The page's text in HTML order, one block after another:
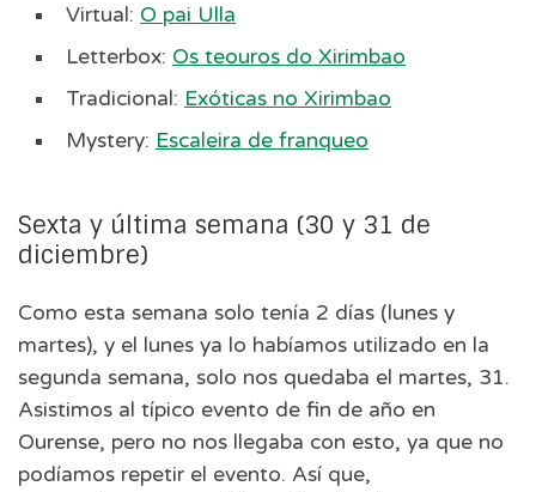
Virtual: O pai Ulla
Letterbox: Os teouros do Xirimbao
Tradicional: Exóticas no Xirimbao
Mystery: Escaleira de franqueo
Sexta y última semana (30 y 31 de
diciembre)
Como esta semana solo tenía 2 días (lunes y
martes), y el lunes ya lo habíamos utilizado en la
segunda semana, solo nos quedaba el martes, 31.
Asistimos al típico evento de fin de año en
Ourense, pero no nos llegaba con esto, ya que no
podíamos repetir el evento. Así que,